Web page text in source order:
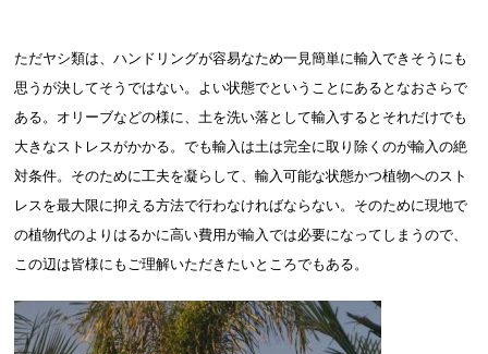
ただヤシ類は、ハンドリングが容易なため一見簡単に輸入できそうにも
思うが決してそうではない。よい状態でということにあるとなおさらで
ある。オリーブなどの様に、土を洗い落として輸入するとそれだけでも
大きなストレスがかかる。でも輸入は土は完全に取り除くのが輸入の絶
対条件。そのために工夫を凝らして、輸入可能な状態かつ植物へのスト
レスを最大限に抑える方法で行わなければならない。そのために現地で
の植物代のよりはるかに高い費用が輸入では必要になってしまうので、
この辺は皆様にもご理解いただきたいところでもある。